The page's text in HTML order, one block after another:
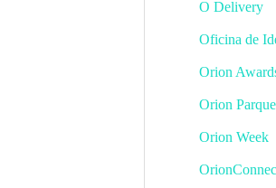
O Delivery
Oficina de
Orion
Orion Parque
Orion Week